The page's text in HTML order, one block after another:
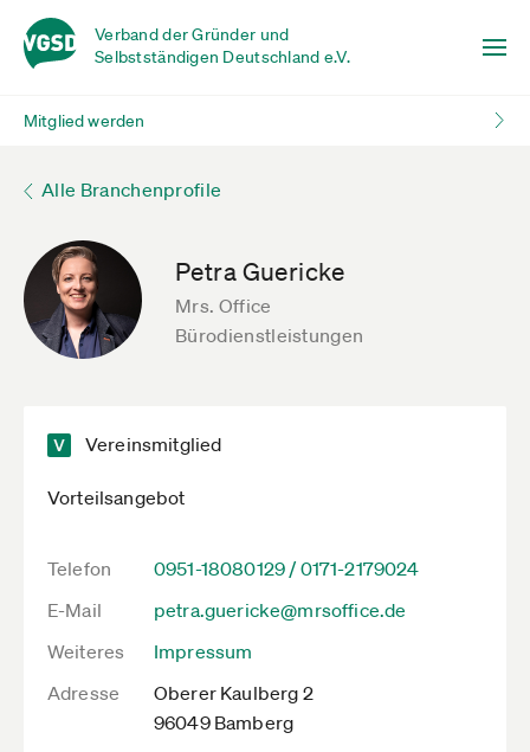
Verband der Gründer und
Selbstständigen Deutschland e.V.
Mitglied werden
Alle Branchenprofile
Petra Guericke
Mrs. Office
Bürodienstleistungen
Vereinsmitglied
Vorteilsangebot
Telefon
0951-18080129 / 0171-2179024
E-Mail
petra.guericke@mrsoffice.de
Weiteres
Impressum
Adresse
Oberer Kaulberg 2
96049 Bamberg